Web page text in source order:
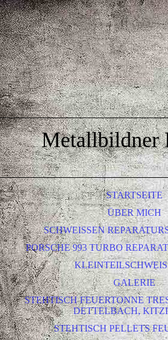
Metallbildner
STARTSEITE
ÜBER MICH
SCHWEISSEN
PORSCHE 993 TURBO
GALERIE
STEHTISCH FEUERTONNE
DETTELBACH,
STEHTISCH PELLETS